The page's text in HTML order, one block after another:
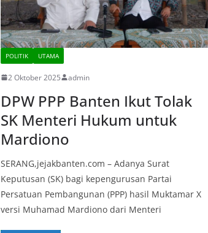
POLITIK UTAMA
2 Oktober 2025 admin
DPW PPP Banten Ikut Tolak
SK Menteri Hukum untuk
Mardiono
SERANG,jejakbanten.com – Adanya Surat
Keputusan (SK) bagi kepengurusan Partai
Persatuan Pembangunan (PPP) hasil Muktamar X
versi Muhamad Mardiono dari Menteri